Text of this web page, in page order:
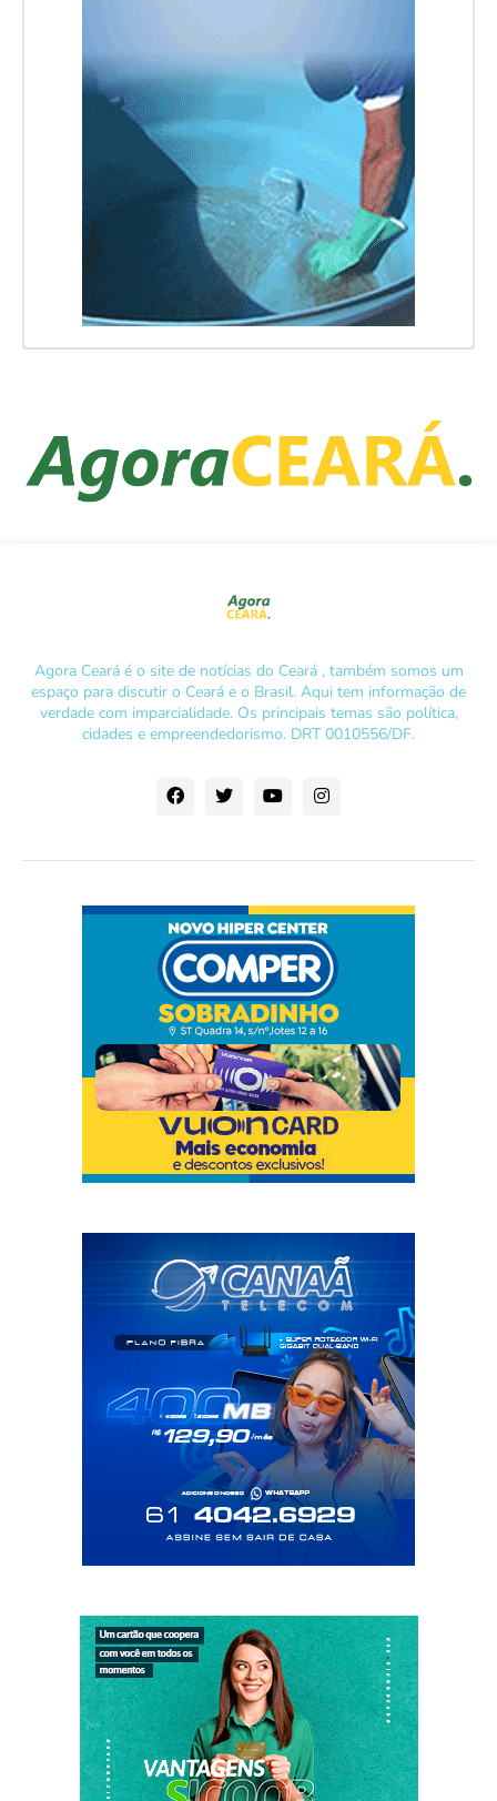
Agora Ceará é o site de notícias do Ceará , também somos um
espaço para discutir o Ceará e o Brasil. Aqui tem informação de
verdade com imparcialidade. Os principais temas são política,
cidades e empreendedorismo. DRT 0010556/DF.